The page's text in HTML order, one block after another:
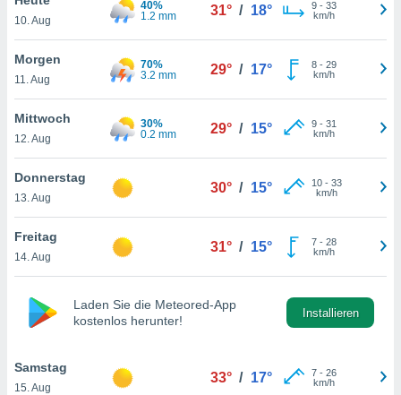
oder
Partner
es uns
das
der
Profil zu
Ihnen
finden
. Sie
jederzeit
Sie
10. Aug
40%
1.2 mm
31° / 18° 9- 33
km/h
Morgen
11. Aug
70%
3.2 mm
29° / 17° 8- 29
km/h
Mittwoch
12. Aug
30%
0.2 mm
29° / 15° 9- 31
km/h
Donnerstag
13. Aug
30° / 15° 10- 33
km/h
Freitag
14. Aug
31° / 15° 7- 28
km/h
Laden Sie die Meteored-App
kostenlos herunter!
Installieren
Samstag
15. Aug
33° / 17° 7- 26
km/h